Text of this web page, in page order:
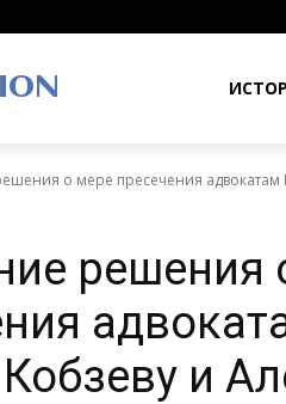
о мере пресечения
решения
и